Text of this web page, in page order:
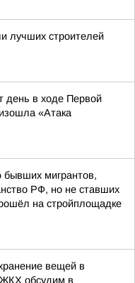
лучших строителей
день в ходе Первой
«Атака
мигрантов,
РФ, но не ставших
на стройплощадке
вещей в
обсудим в